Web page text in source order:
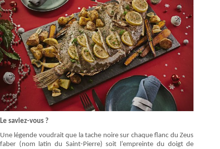
Le saviez-vous ?
Une légende voudrait que la tache noire sur chaque flanc du Zeus
faber (nom latin du Saint-Pierre) soit l’empreinte du doigt de